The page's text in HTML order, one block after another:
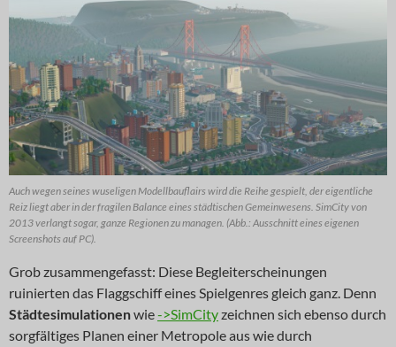
Auch wegen seines wuseligen Modellbauflairs wird die Reihe gespielt, der eigentliche
Reiz liegt aber in der fragilen Balance eines städtischen Gemeinwesens. SimCity von
2013 verlangt sogar, ganze Regionen zu managen. (Abb.: Ausschnitt eines eigenen
Screenshots auf PC).
Grob zusammengefasst: Diese Begleiterscheinungen
ruinierten das Flaggschiff eines Spielgenres gleich ganz. Denn
Städtesimulationenwie->SimCityzeichnen sich ebenso durch
sorgfältiges Planen einer Metropole aus wie durch